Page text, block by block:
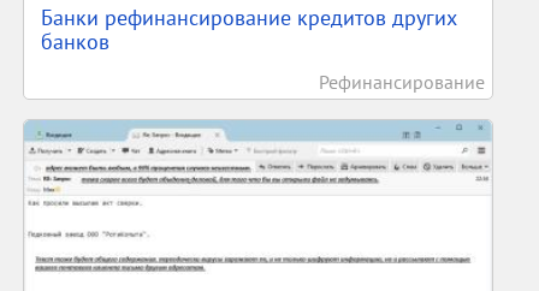
Банки рефинансирование кредитов других
банков
Рефинансирование